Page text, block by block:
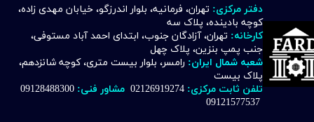
دفتر مرکزی: تهران، فرمانیه، بلوار اندرزگو، خیابان مهدی زاده،
کوچه بادینده، پلاک سه
کارخانه: تهران، آزادگان جنوب، ابتدای احمد آباد مستوفی،
جنب پمپ بنزین، پلاک چهل
شعبه شمال ایران: رامسر، بلوار بیست متری، کوچه شانزدهم،
پلاک بیست
تلفن ثابت مرکزی: 02126919274 مشاور فنی:
09121577537
حساب کاربری من
تغییر گذر واژه